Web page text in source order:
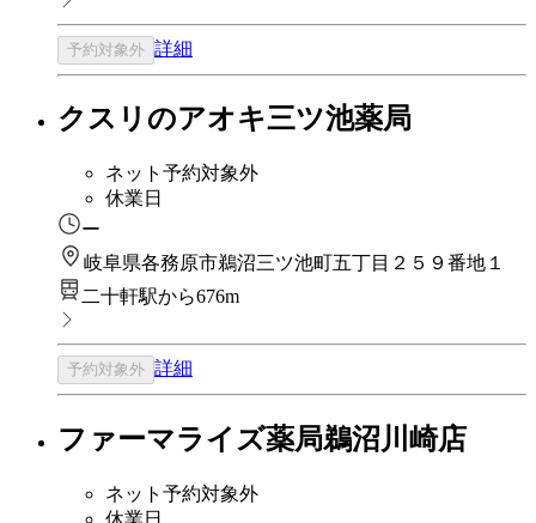
予約対象外 詳細
クスリのアオキ三ツ池薬局
ネット予約対象外
休業日
ー
岐阜県各務原市鵜沼三ツ池町五丁目２５９番地１
二十軒駅から676m
予約対象外 詳細
ファーマライズ薬局鵜沼川崎店
ネット予約対象外